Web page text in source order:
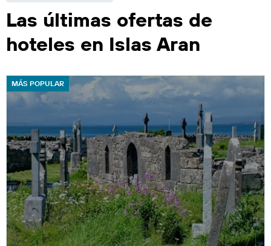
Las últimas ofertas de
hoteles en Islas Aran
MÁS POPULAR